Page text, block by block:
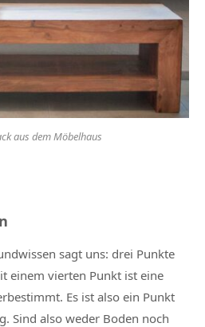
aus dem Möbelhaus
sagt uns: drei Punkte
einem vierten Punkt ist eine
Es ist also ein Punkt
Sind also weder Boden noch